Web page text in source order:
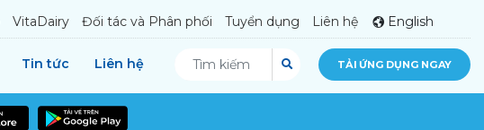
VitaDairy Đối tác và Phân phối Tuyển dụng Liên hệ English
Tin tức Liên hệ TẢI ỨNG DỤNG NGAY